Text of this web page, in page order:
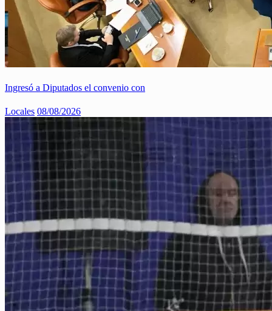
Ingresó a Diputados el convenio con
Locales 08/08/2026